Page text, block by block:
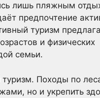
лишь пляжным
предпочтение
туризм
и физических
семьи.
Походы по
но и укрепить